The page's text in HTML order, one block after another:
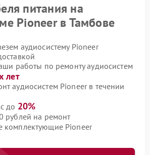
питания на
Pioneer в Тамбове
аудиосистему Pioneer
работы по ремонту аудиосистем
лет
аудиосистем Pioneer в течении
до 20%
рублей на ремонт
комплектующие Pioneer